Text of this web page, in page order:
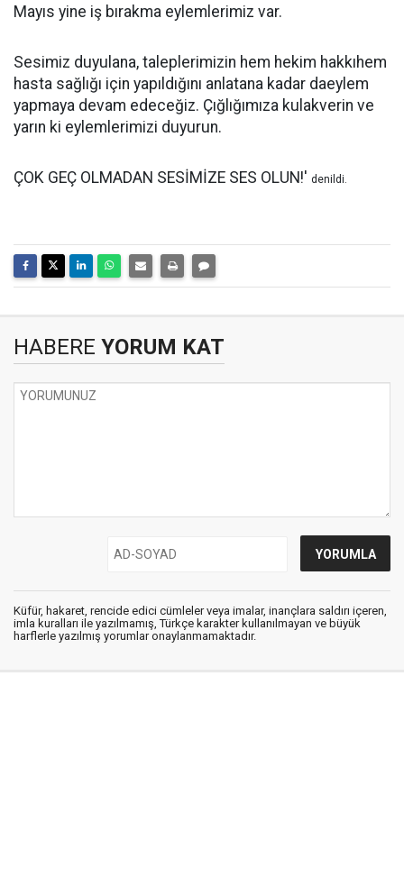
Mayıs yine iş bırakma eylemlerimiz var.
Sesimiz duyulana, taleplerimizin hem hekim hakkıhem
hasta sağlığı için yapıldığını anlatana kadar daeylem
yapmaya devam edeceğiz. Çığlığımıza kulakverin ve
yarın ki eylemlerimizi duyurun.
ÇOK GEÇ OLMADAN SESİMİZE SES OLUN!' denildi.
HABERE YORUM KAT
Küfür, hakaret, rencide edici cümleler veya imalar, inançlara saldırı içeren,
imla kuralları ile yazılmamış, Türkçe karakter kullanılmayan ve büyük
harflerle yazılmış yorumlar onaylanmamaktadır.